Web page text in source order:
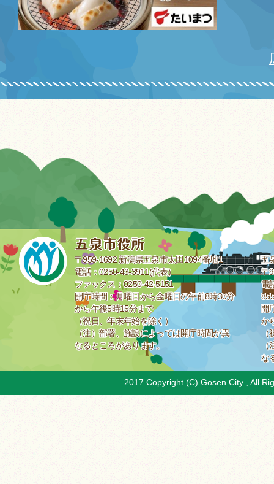
〒959-1692 新潟県五泉市太田1094番地1
電話：0250-43-3911(代表)
ファックス：0250-42-5151
開庁時間：月曜日から金曜日の午前8時30分
から午後5時15分まで
（祝日、年末年始を除く）
（注）部署、施設によっては開庁時間が異
なるところがあります。
五
〒
電
開
か
な
2017 Copyright (C) Gosen City , All